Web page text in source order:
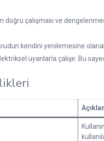
çalışması ve
kendini yenilemesine
uyarılarla çalışır. Bu